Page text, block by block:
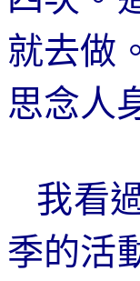
就去做
思念人
我看
季的活